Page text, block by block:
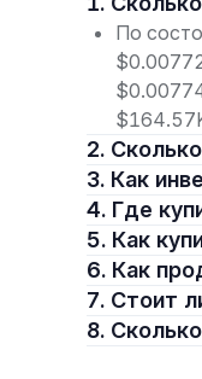
По
2.
3. Как
4. Где
5. Как
6. Как
7. Стоит
8.